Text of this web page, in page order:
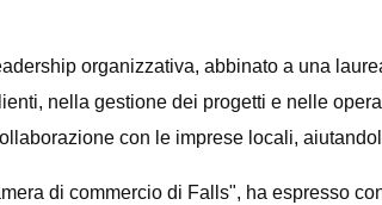
organizzativa, abbinato a una
nella gestione dei progetti e nelle
con le imprese locali,
di commercio di Falls", ha espresso